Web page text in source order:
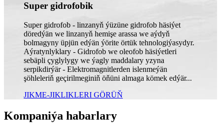
Super gidrofobik
Super gidrofob - linzanyň ýüzüne gidrofob häsiýet
döredýän we linzanyň hemişe arassa we aýdyň
bolmagyny üpjün edýän ýörite örtük tehnologiýasydyr.
Aýratynlyklary - Gidrofob we oleofob häsiýetleri
sebäpli çyglylygy we ýagly maddalary yzyna
serpikdirýär - Elektromagnitlerden islenmeýän
şöhleleriň geçirilmeginiň öňüni almaga kömek edýär...
JIKME-JIKLIKLERI GÖRÜŇ
Kompaniýa habarlary